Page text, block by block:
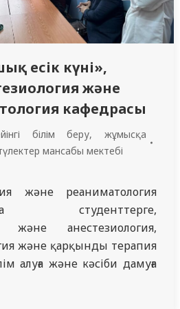
есік күні»,
және
кафедрасы
білім беру, жұмысқа
мансабы мектебі
және реаниматология
студенттерге,
және анестезиология,
және қарқынды терапия
алуға және кәсіби дамуға
барлық тұлғаларға